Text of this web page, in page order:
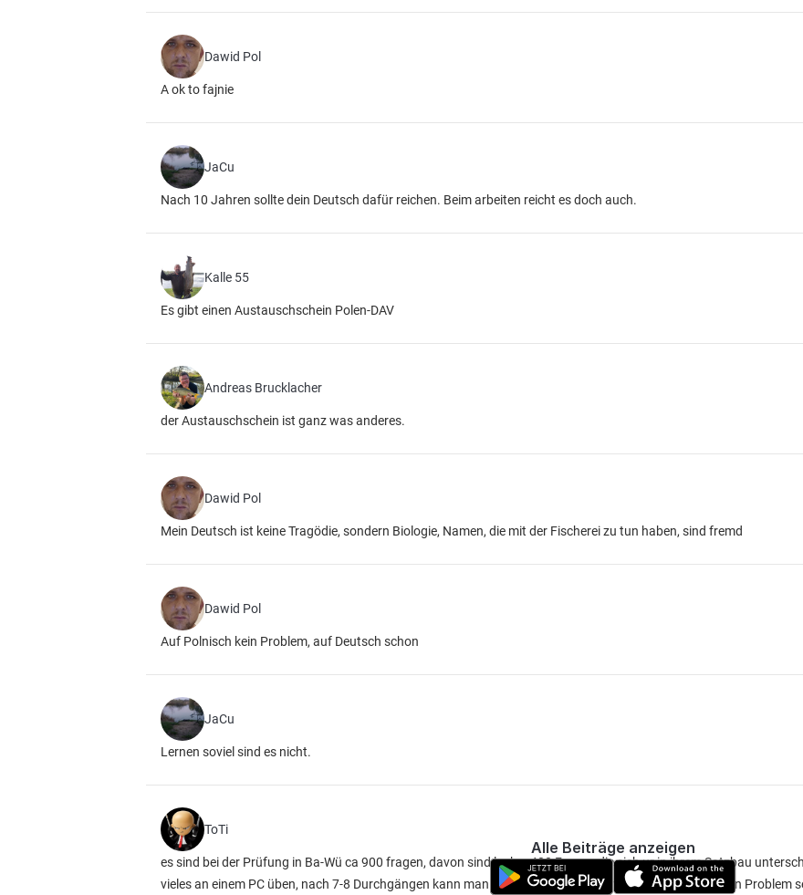
Dawid Pol
A ok to fajnie
JaCu
Nach 10 Jahren sollte dein Deutsch dafür reichen. Beim arbeiten reicht es doch auch.
Kalle 55
Es gibt einen Austauschschein Polen-DAV
Andreas Brucklacher
der Austauschschein ist ganz was anderes.
Dawid Pol
Mein Deutsch ist keine Tragödie, sondern Biologie, Namen, die mit der Fischerei zu tun haben, sind fremd
Dawid Pol
Auf Polnisch kein Problem, auf Deutsch schon
JaCu
Lernen soviel sind es nicht.
ToTi
es sind bei der Prüfung in Ba-Wü ca 900 fragen, davon sind locker 400 Fragen die sich ur in ihrem Satzbau
vieles an einem PC üben, nach 7-8 Durchgängen kann man das relativ einfach schaffen. sollte dann kein Problem
Alle Beiträge anzeigen